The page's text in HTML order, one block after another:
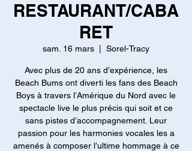
RESTAURANT/CABA
RET
sam. 16 mars Sorel-Tracy
Avec plus de 20 ans d’expérience, les
Beach Bums ont diverti les fans des Beach
Boys à travers l’Amérique du Nord avec le
spectacle live le plus précis qui soit et ce
sans pistes d’accompagnement. Leur
passion pour les harmonies vocales les a
amenés à composer l’ultime hommage à ce